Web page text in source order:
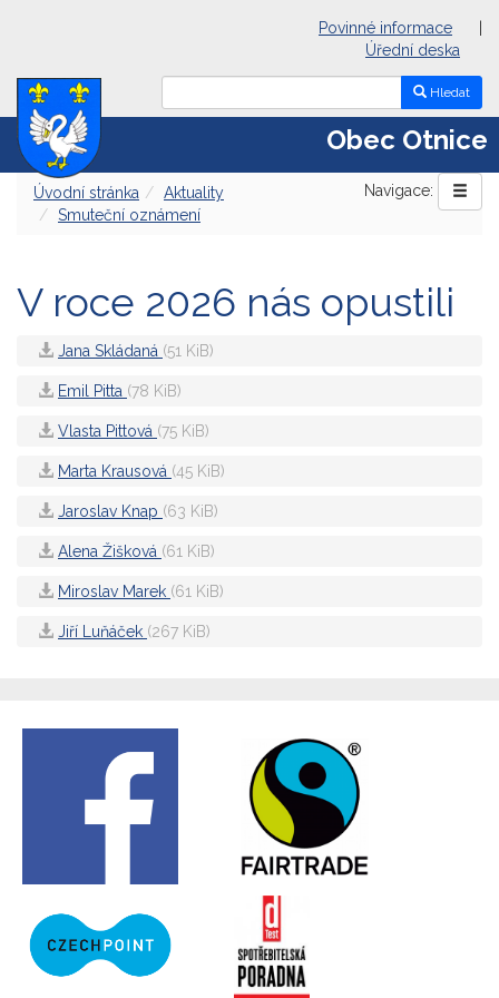
Povinné informace
Úřední deska
Hledat
Obec Otnice
Navigace:
Úvodní stránka
Aktuality
Smuteční oznámení
V roce 2026 nás opustili
Jana Skládaná (51 KiB)
Emil Pitta (78 KiB)
Vlasta Pittová (75 KiB)
Marta Krausová (45 KiB)
Jaroslav Knap (63 KiB)
Alena Žišková (61 KiB)
Miroslav Marek (61 KiB)
Jiří Luňáček (267 KiB)